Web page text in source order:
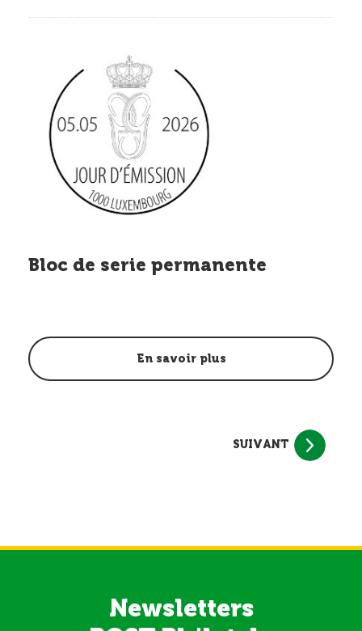
Bloc de serie permanente
En savoir plus
SUIVANT
Newsletters